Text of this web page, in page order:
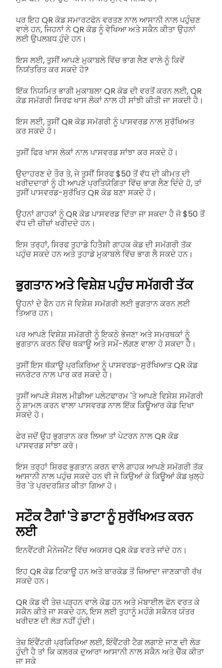
ਪਰ ਇਹ QR ਕੋਡ ਸਮਾਰਟਫੋਨ ਵਰਤਣ ਨਾਲ ਆਸਾਨੀ ਨਾਲ ਪਹੁੰਚਣ
ਵਾਲੇ ਹਨ, ਜਿਹਨਾਂ ਨੇ QR ਕੋਡ ਨੂੰ ਵੇਖਿਆ ਅਤੇ ਸਕੈਨ ਕੀਤਾ ਉਹਨਾਂ
ਲਈ ਉਪਲਬਧ ਹੁੰਦੇ ਹਨ।
ਇਸ ਲਈ, ਤੁਸੀਂ ਆਪਣੇ ਮੁਕਾਬਲੇ ਵਿੱਚ ਭਾਗ ਲੈਣ ਵਾਲੇ ਨੂੰ ਕਿਵੇਂ
ਨਿਯਂਤਰਿਤ ਕਰ ਸਕਦੇ ਹੋ?
ਇੱਕ ਨਿਯਮਿਤ ਭਾਗੀ ਮੁਕਾਬਲਾ QR ਕੋਡ ਦੀ ਵਰਤੋਂ ਕਰਨ ਲਈ, QR
ਕੋਡ ਸਮੱਗਰੀ ਸਿਰਫ ਖਾਸ ਲੋਕਾਂ ਨਾਲ ਹੀ ਸਾਂਝੀ ਕੀਤੀ ਜਾ ਸਕਦੀ ਹੈ।
ਇਸ ਲਈ, ਤੁਸੀਂ QR ਕੋਡ ਸਮੱਗਰੀ ਨੂੰ ਪਾਸਵਰਡ ਨਾਲ ਸੁਰੱਖਿਅਤ
ਕਰ ਸਕਦੇ ਹੋ।
ਤੁਸੀਂ ਫਿਰ ਖਾਸ ਲੋਕਾਂ ਨਾਲ ਪਾਸਵਰਡ ਸਾਂਝਾ ਕਰ ਸਕਦੇ ਹੋ।
ਉਦਾਹਰਣ ਦੇ ਤੌਰ ਤੇ, ਜੇ ਤੁਸੀਂ ਸਿਰਫ $50 ਤੋਂ ਵੱਧ ਦੀ ਕੀਮਤ ਦੀ
ਖਰੀਦਦਾਰਾਂ ਨੂੰ ਹੀ ਆਪਣੇ ਪ੍ਰਤਿਯੋਗਿਤਾ ਵਿੱਚ ਭਾਗ ਲੈਣ ਦਿੰਦੇ ਹੋ, ਤਾਂ
ਤੁਸੀਂ ਪਾਸਵਰਡ-ਸੁਰੱਖਿਤ QR ਕੋਡ ਬਣਾ ਸਕਦੇ ਹੋ।
ਉਹਨਾਂ ਗਾਹਕਾਂ ਨੂੰ QR ਕੋਡ ਪਾਸਵਰਡ ਦਿੱਤਾ ਜਾ ਸਕਦਾ ਹੈ ਜੋ $50 ਤੋਂ
ਵੱਧ ਦੀ ਚੀਜ਼ਾਂ ਖਰੀਦਦੇ ਹਨ।
ਇਸ ਤਰ੍ਹਾਂ, ਸਿਰਫ ਤੁਹਾਡੇ ਹਿਤੈਸ਼ੀ ਗਾਹਕ ਕੋਡ ਦੀ ਸਮੱਗਰੀ ਤੱਕ
ਪਹੁੰਚ ਸਕਦੇ ਹਨ ਅਤੇ ਤੁਹਾਡੇ ਮੁਕਾਬਲੇ ਵਿੱਚ ਭਾਗ ਲੈ ਸਕਦੇ ਹਨ।
ਭੁਗਤਾਨ ਅਤੇ ਵਿਸ਼ੇਸ਼ ਪਹੁੰਚ ਸਮੱਗਰੀ ਤੱਕ
ਉਹਨਾਂ ਦੇ ਫੈਨ ਹਨ ਜੋ ਵਿਸ਼ੇਸ਼ ਸਮੱਗਰੀ ਲਈ ਭੁਗਤਾਨ ਕਰਨ ਲਈ
ਤਿਆਰ ਹਨ।
ਪਰ ਆਪਣੇ ਵਿਸ਼ੇਸ਼ ਸਮੱਗਰੀ ਨੂੰ ਇਕਠੇ ਭੇਜਣਾ ਅਤੇ ਸਮਰਥਕਾਂ ਨੂੰ
ਭੁਗਤਾਨ ਕਰਨ ਵਿੱਚ ਥਕਾਊ ਅਤੇ ਸਮੇਂ-ਲੱਗਣ ਵਾਲਾ ਹੋ ਸਕਦਾ ਹੈ।
ਤੁਸੀਂ ਇਸ ਥੱਕਾਊ ਪ੍ਰਕਿਰਿਆ ਨੂੰ ਪਾਸਵਰਡ-ਸੁਰੱਖਿਆਤ QR ਕੋਡ
ਜਨਰੇਟਰ ਨਾਲ ਪਾਰ ਕਰ ਸਕਦੇ ਹੋ।
ਤੁਸੀਂ ਆਪਣੇ ਸੋਸ਼ਲ ਮੀਡੀਆ ਪਲੇਟਫਾਰਮ 'ਤੇ ਆਪਣੇ ਵਿਸ਼ੇਸ਼ ਸਮੱਗਰੀ
ਨੂੰ ਸ਼ਾਮਲ ਕਰਨ ਵਾਲਾ ਪਾਸਵਰਡ ਨਾਲ ਇੱਕ ਕਿਊਆਰ ਕੋਡ ਦਿਖਾ
ਸਕਦੇ ਹੋ।
ਫੇਰ ਜਦੋਂ ਉਹ ਭੁਗਤਾਨ ਕਰ ਲਿਆ ਤਾਂ ਪੇਟਰਨ ਨਾਲ QR ਕੋਡ
ਪਾਸਵਰਡ ਸਾਂਝਾ ਕਰੋ।
ਇਸ ਤਰ੍ਹਾਂ ਸਿਰਫ ਭੁਗਤਾਨ ਕਰਨ ਵਾਲੇ ਗਾਹਕ ਆਪਣੇ ਸਮੱਗਰੀ ਤੱਕ
ਆਸਾਨੀ ਨਾਲ ਪਹੁੰਚ ਸਕਦੇ ਹਨ ਵੀ ਜੇ ਕਿਉਆਂ ਕੇ ਕਿਊਆਂ ਕੋਡ ਖੁਲ੍ਹੇ
ਤੌਰ 'ਤੇ ਪ੍ਰਦਰਸ਼ਿਤ ਕੀਤਾ ਗਿਆ ਹੋ।
ਸਟੌਕ ਟੈਗਾਂ 'ਤੇ ਡਾਟਾ ਨੂੰ ਸੁਰੱਖਿਅਤ ਕਰਨ
ਲਈ
ਇਨਵੈਂਟਰੀ ਮੈਨੇਜਮੈਂਟ ਵਿੱਚ ਅਕਸਰ QR ਕੋਡ ਵਰਤੇ ਜਾਂਦੇ ਹਨ।
ਇਹ QR ਕੋਡ ਟਿਕਾਊ ਹਨ ਅਤੇ ਬਾਰਕੋਡ ਤੋਂ ਜ਼ਿਆਦਾ ਜਾਣਕਾਰੀ ਰੱਖ
ਸਕਦੇ ਹਨ।
QR ਕੋਡ ਵੀ ਤੇਜ਼ ਪੜ੍ਹਨ ਵਾਲੇ ਕੋਡ ਹਨ ਅਤੇ ਮੋਬਾਈਲ ਫੋਨ ਵਰਤ ਕੇ
ਸਕੈਨ ਕੀਤੇ ਜਾ ਸਕਦੇ ਹਨ, ਇਸ ਲਈ ਤੁਹਾਨੂੰ ਮਹੰਗੇ ਸਕੈਨਰ ਯੰਤਰ
ਖਰੀਦਣ ਦੀ ਲੋੜ ਨਹੀਂ ਹੁੰਦੀ।
ਤੇਜ਼ ਇੰਵੈਂਟਰੀ ਪ੍ਰਕਿਰਿਆ ਲਈ, ਇੰਵੈਂਟਰੀ ਟੈਗ ਲਗਾਏ ਜਾਣ ਦੀ ਲੋੜ
ਹੁੰਦੀ ਹੈ ਤਾਂ ਕਿ ਕਲਰਕ ਦੁਆਰਾ ਆਸਾਨੀ ਨਾਲ ਸਕੈਨ ਅਤੇ ਚੈੱਕ ਕੀਤਾ
ਜਾ ਸਕੇ